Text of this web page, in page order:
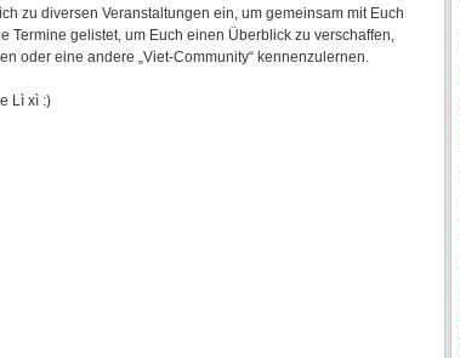
zu diversen Veranstaltungen ein, um gemeinsam mit Euch
gelistet, um Euch einen Überblick zu verschaffen,
oder eine andere „Viet-Community“ kennenzulernen.
Lì xì :)